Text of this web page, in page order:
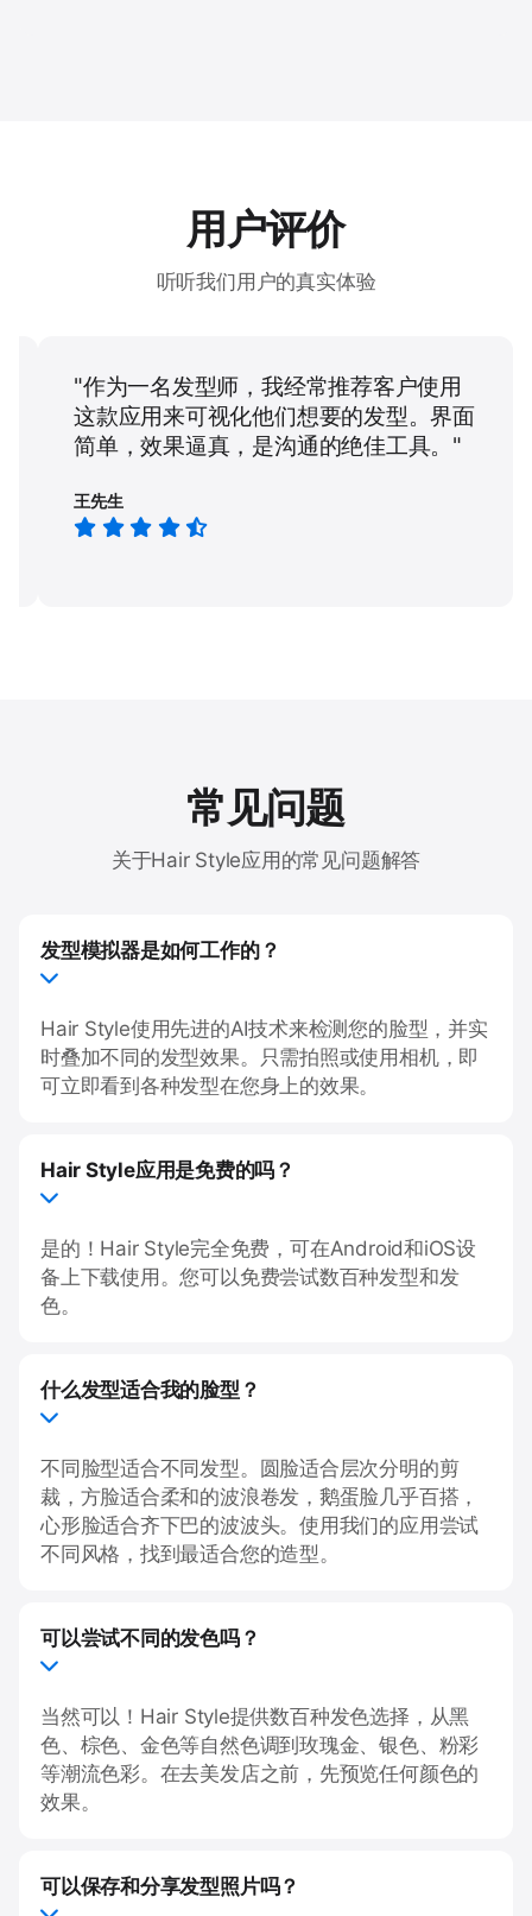
用户评价
听听我们用户的真实体验
"作为一名发型师，我经常推荐客户使用
这款应用来可视化他们想要的发型。界面
简单，效果逼真，是沟通的绝佳工具。"
王先生
常见问题
关于Hair Style应用的常见问题解答
发型模拟器是如何工作的？
Hair Style使用先进的AI技术来检测您的脸型，并实
时叠加不同的发型效果。只需拍照或使用相机，即
可立即看到各种发型在您身上的效果。
Hair Style应用是免费的吗？
是的！Hair Style完全免费，可在Android和iOS设
备上下载使用。您可以免费尝试数百种发型和发
色。
什么发型适合我的脸型？
不同脸型适合不同发型。圆脸适合层次分明的剪
裁，方脸适合柔和的波浪卷发，鹅蛋脸几乎百搭，
心形脸适合齐下巴的波波头。使用我们的应用尝试
不同风格，找到最适合您的造型。
可以尝试不同的发色吗？
当然可以！Hair Style提供数百种发色选择，从黑
色、棕色、金色等自然色调到玫瑰金、银色、粉彩
等潮流色彩。在去美发店之前，先预览任何颜色的
效果。
可以保存和分享发型照片吗？